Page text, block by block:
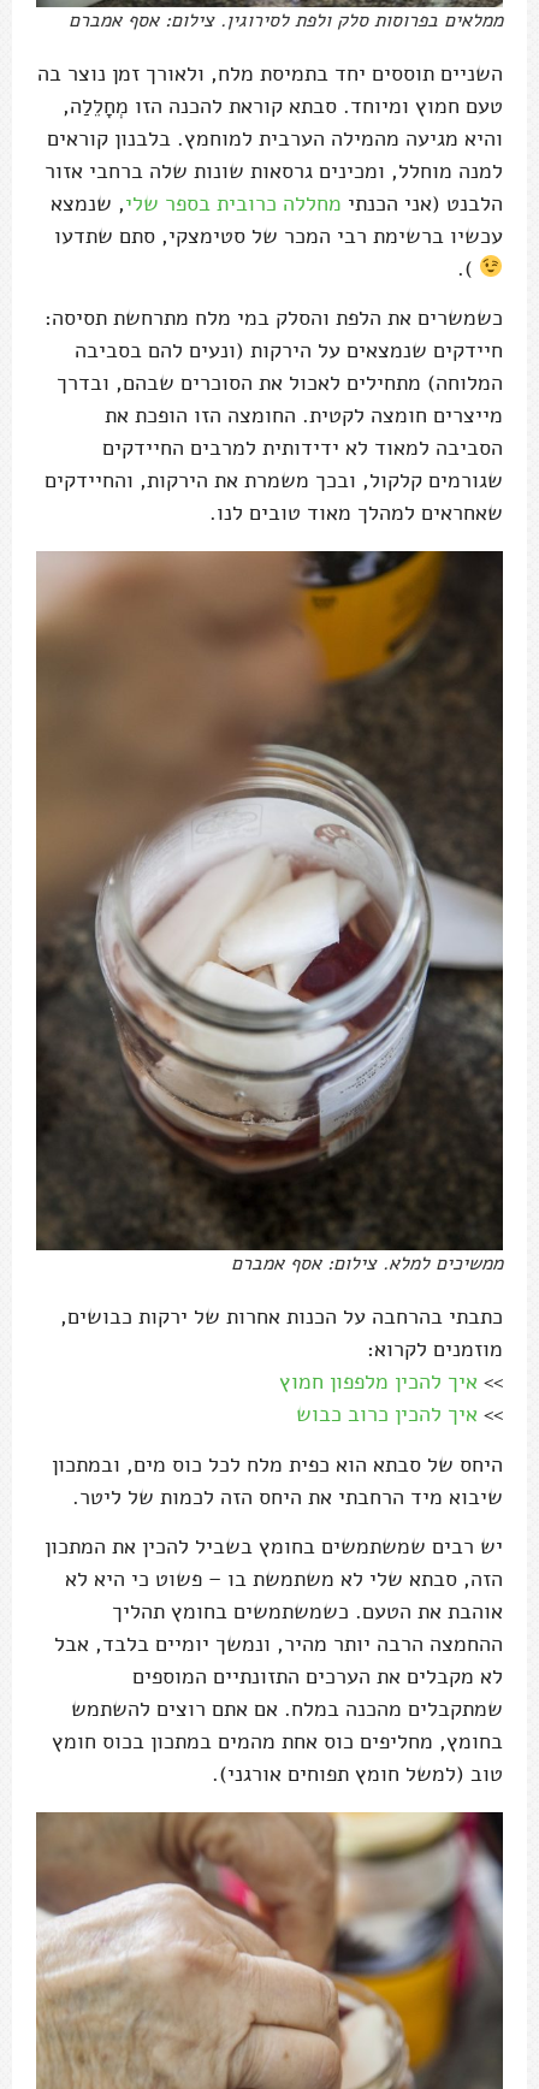
ממלאים בפרוסות סלק ולפת לסירוגין. צילום: אסף אמברם
השניים תוססים יחד בתמיסת מלח, ולאורך זמן נוצר בה
טעם חמוץ ומיוחד. סבתא קוראת להכנה הזו מְחָלֵלַה,
והיא מגיעה מהמילה הערבית למוחמץ. בלבנון קוראים
למנה מוחלל, ומכינים גרסאות שונות שלה ברחבי אזור
הלבנט (אני הכנתי מחללה כרובית בספר שלי, שנמצא
עכשיו ברשימת רבי המכר של סטימצקי, סתם שתדעו
).
כשמשרים את הלפת והסלק במי מלח מתרחשת תסיסה:
חיידקים שנמצאים על הירקות (ונעים להם בסביבה
המלוחה) מתחילים לאכול את הסוכרים שבהם, ובדרך
מייצרים חומצה לקטית. החומצה הזו הופכת את
הסביבה למאוד לא ידידותית למרבים החיידקים
שגורמים קלקול, ובכך משמרת את הירקות, והחיידקים
שאחראים למהלך מאוד טובים לנו.
ממשיכים למלא. צילום: אסף אמברם
כתבתי בהרחבה על הכנות אחרות של ירקות כבושים,
מוזמנים לקרוא:
>> איך להכין מלפפון חמוץ
>> איך להכין כרוב כבוש
היחס של סבתא הוא כפית מלח לכל כוס מים, ובמתכון
שיבוא מיד הרחבתי את היחס הזה לכמות של ליטר.
יש רבים שמשתמשים בחומץ בשביל להכין את המתכון
הזה, סבתא שלי לא משתמשת בו – פשוט כי היא לא
אוהבת את הטעם. כשמשתמשים בחומץ תהליך
ההחמצה הרבה יותר מהיר, ונמשך יומיים בלבד, אבל
לא מקבלים את הערכים התזונתיים המוספים
שמתקבלים מהכנה במלח. אם אתם רוצים להשתמש
בחומץ, מחליפים כוס אחת מהמים במתכון בכוס חומץ
טוב (למשל חומץ תפוחים אורגני).